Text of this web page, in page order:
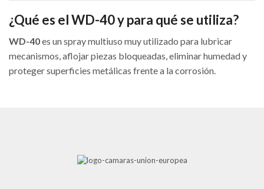
¿Qué es el WD-40 y para qué se utiliza?
WD-40es un spray multiuso muy utilizado para lubricar
mecanismos, aflojar piezas bloqueadas, eliminar humedad y
proteger superficies metálicas frente a la corrosión.